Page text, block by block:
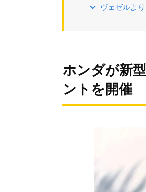
ヴェゼルよ
ホンダが新
ントを開催